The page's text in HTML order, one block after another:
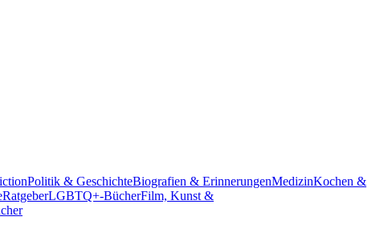
Politik & GeschichteBiografien & ErinnerungenMedizinKochen &
RatgeberLGBTQ+-BücherFilm, Kunst &